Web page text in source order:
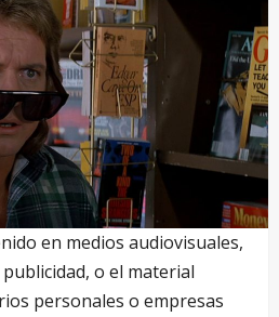
en medios audiovisuales,
o el material
personales o empresas